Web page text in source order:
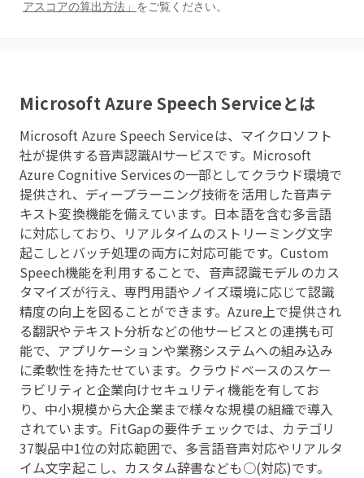
アスコアの算出方法」 をご覧ください。
Microsoft Azure Speech Serviceとは
Microsoft Azure Speech Serviceは、マイクロソフト
社が提供する音声認識AIサービスです。Microsoft
Azure Cognitive Servicesの一部としてクラウド環境で
提供され、ディープラーニング技術を活用した音声テ
キスト変換機能を備えています。日本語を含む多言語
に対応しており、リアルタイムのストリーミング文字
起こしとバッチ処理の両方に対応可能です。Custom
Speech機能を利用することで、音声認識モデルのカス
タマイズが行え、専門用語やノイズ環境に応じて認識
精度の向上を図ることができます。Azure上で提供され
る翻訳やテキスト分析などの他サービスとの連携も可
能で、アプリケーションや業務システムへの組み込み
に柔軟性を持たせています。クラウドベースのスケー
ラビリティと企業向けセキュリティ機能を有してお
り、中小規模から大企業まで様々な規模の組織で導入
されています。FitGapの要件チェックでは、カテゴリ
37製品中1位の対応範囲で、多言語音声対応やリアルタ
イム文字起こし、カスタム辞書なども○(対応)です。